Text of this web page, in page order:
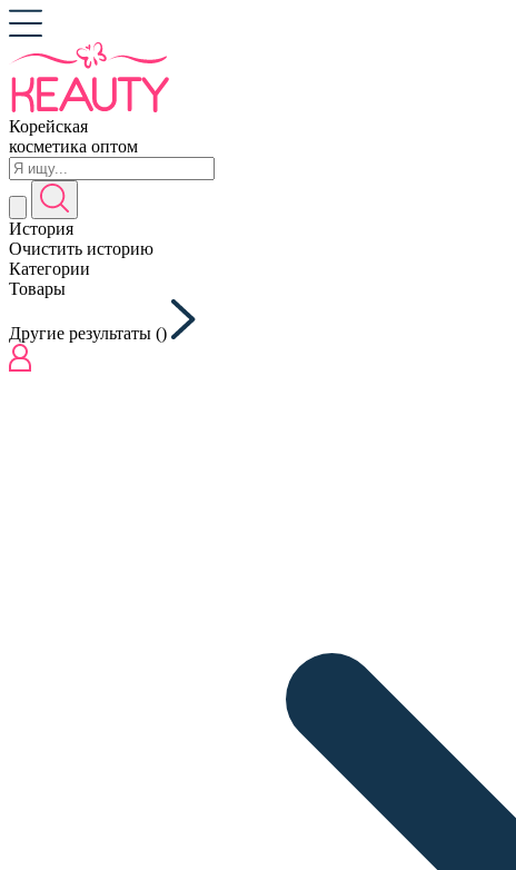
Корейская
косметика оптом
История
Очистить историю
Категории
Товары
Другие результаты ()